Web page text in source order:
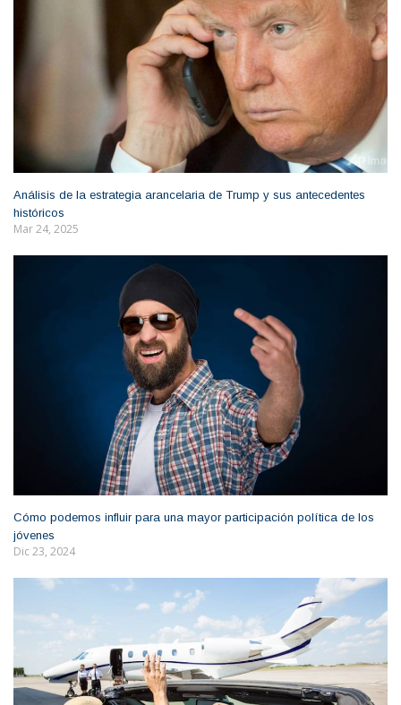
Análisis de la estrategia arancelaria de Trump y sus antecedentes
históricos
Mar 24, 2025
Cómo podemos influir para una mayor participación política de los
jóvenes
Dic 23, 2024